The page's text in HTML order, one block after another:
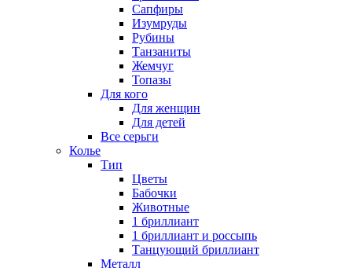
Сапфиры
Изумруды
Рубины
Танзаниты
Жемчуг
Топазы
Для кого
Для женщин
Для детей
Все серьги
Колье
Тип
Цветы
Бабочки
Животные
1 бриллиант
1 бриллиант и россыпь
Танцующий бриллиант
Металл